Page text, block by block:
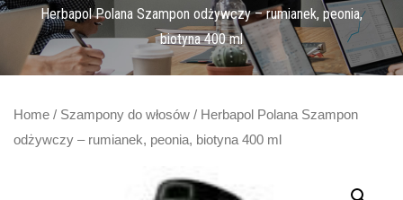
Herbapol Polana Szampon odżywczy – rumianek, peonia,
biotyna 400 ml
Home / Szampony do włosów / Herbapol Polana Szampon
odżywczy – rumianek, peonia, biotyna 400 ml